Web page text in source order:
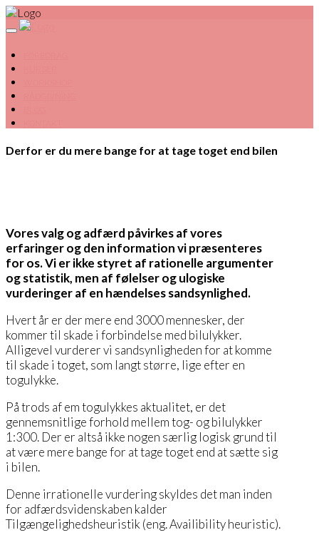
Derfor er du mere bange for at tage toget end bilen
Vores valg og adfærd påvirkes af vores
erfaringer og den information vi præsenteres
for os. Vi er ikke styret af rationelle argumenter
og statistik, men af følelser og ulogiske
vurderinger af en hændelses sandsynlighed.
Hvert år er der mere end 3000 mennesker, der
kommer til skade i forbindelse med bilulykker.
Alligevel vurderer vi sandsynligheden for at komme
til skade i toget, som langt større, lige efter en
togulykke.
På trods af em togulykkes aktualitet, er det
gennemsnitlige forhold mellem tog- og bilulykker
1:300. Der er altså ikke nogen særlig logisk grund til
at være mere bange for at tage toget end at sætte sig
i bilen.
Denne irrationelle vurdering skyldes det man inden
for adfærdsvidenskaben kalder
Tilgængelighedsheuristik (eng. Availibility heuristic).